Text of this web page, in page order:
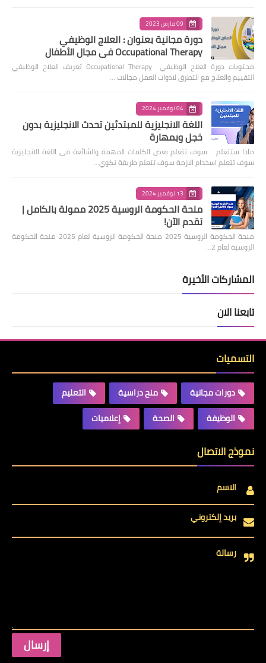
09 مارس 2023
دورة مجانية بعنوان : العلاج الوظيفي
Occupational Therapy في مجال الأطفال
محتويات دورة العلاج الوظيفي Occupational Therapy تعريف العلاج الوظيفي
التقييم والعلاج مع التطرق لادوات العمل مجالات …
04 نوفمبر 2024
اللغة الانجليزية للمبتدئين تحدث الانجليزية بدون
خجل وبمهارة
ماذا ستتعلم سوف تتعلم بعض الكلمات المهمة والشائعة في اللغة الانجليزية
سوف تتعلم اسخدام الازمة سوف تتعلم طريقة تكوي…
13 نوفمبر 2024
منحة الحكومة الروسية 2025 ممولة بالكامل |
تقدم الآن!
منحة الحكومة الروسية 2025 منحة الحكومة الروسية لعام 2025 منحة الحكومة
الروسية لعام 2…
المشاركات الأخيرة
تابعنا الان
التسميات
دورات مجانية منح دراسية
التعليم
الوظيفة
الصحة إعلاميات
نموذج الاتصال
الاسم
بريد إلكتروني
رسالة